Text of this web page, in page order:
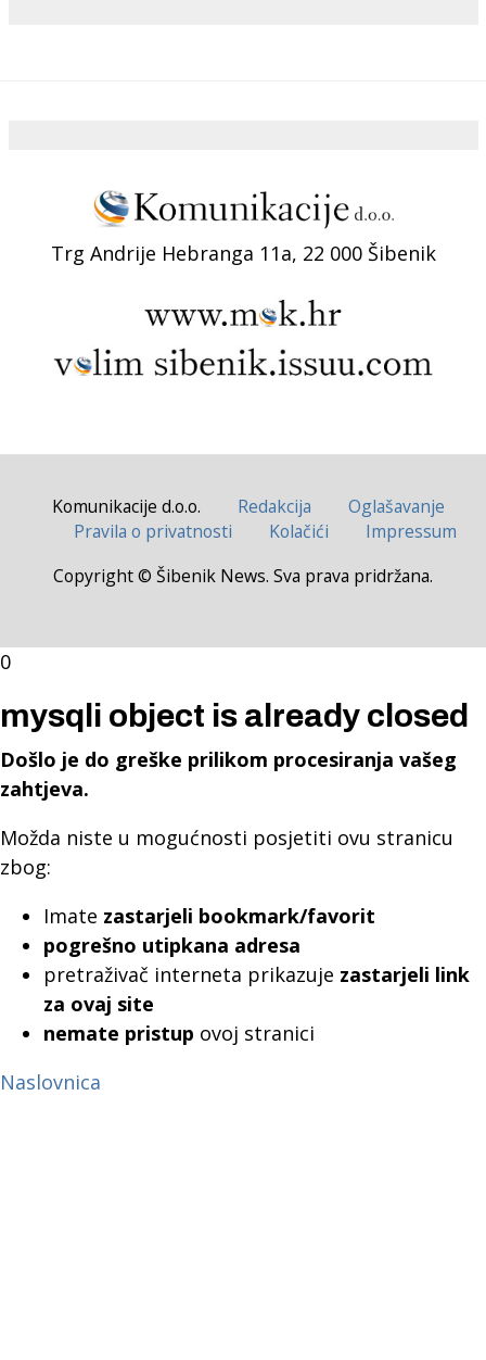
Trg Andrije Hebranga 11a, 22 000 Šibenik
Komunikacije d.o.o. Redakcija
Oglašavanje
Pravila o privatnosti
Kolačići
Impressum
Copyright © Šibenik News. Sva prava pridržana.
0
mysqli object is already closed
Došlo je do greške prilikom procesiranja vašeg
zahtjeva.
Možda niste u mogućnosti posjetiti ovu stranicu
zbog:
Imate zastarjeli bookmark/favorit
pogrešno utipkana adresa
pretraživač interneta prikazuje zastarjeli link
za ovaj site
nemate pristup ovoj stranici
Naslovnica